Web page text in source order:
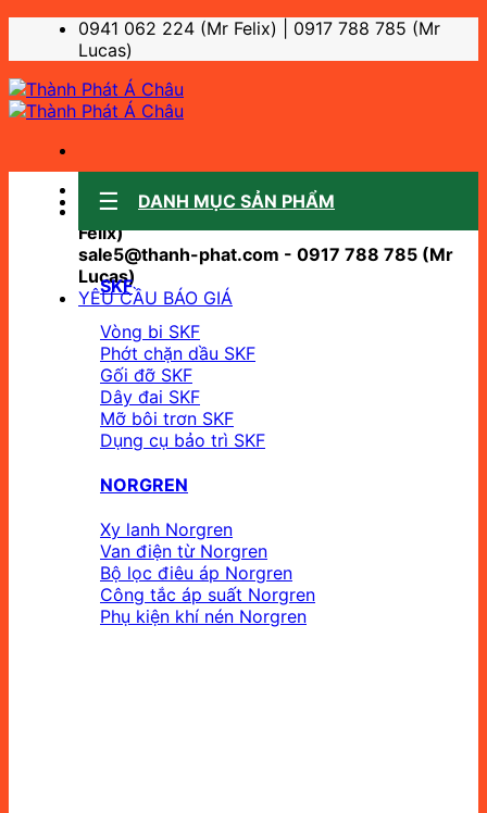
dung
0941 062 224 (Mr Felix) | 0917 788 785 (Mr
Lucas)
Sale support:
sale10@thanh-phat.com - 0941 062 224 (Mr
Felix)
sale5@thanh-phat.com - 0917 788 785 (Mr
Lucas)
YÊU CẦU BÁO GIÁ
DANH MỤC SẢN PHẨM
SKF
Vòng bi SKF
Phớt chặn dầu SKF
Gối đỡ SKF
Dây đai SKF
Mỡ bôi trơn SKF
Dụng cụ bảo trì SKF
NORGREN
Xy lanh Norgren
Van điện từ Norgren
Bộ lọc điêu áp Norgren
Công tắc áp suất Norgren
Phụ kiện khí nén Norgren